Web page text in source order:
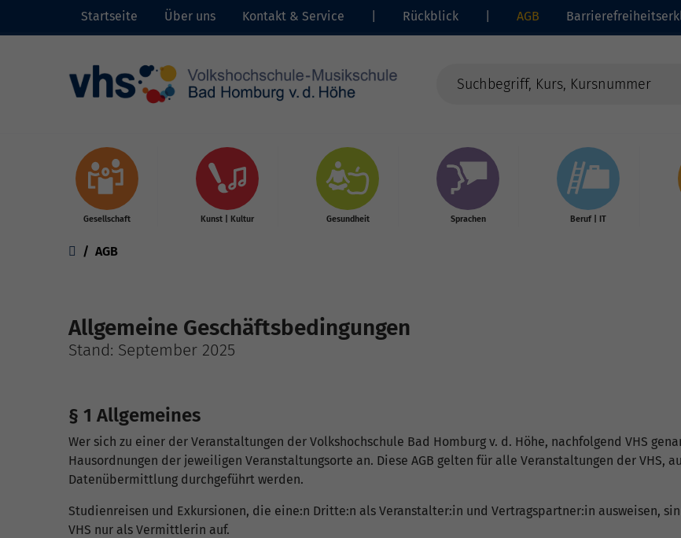
Startseite Über uns Kontakt & Service Rückblick AGB
Gesellschaft Kunst | Kultur Gesundheit Sprachen Beruf | IT
AGB
Allgemeine Geschäftsbedingungen
Stand: September 2025
§ 1 Allgemeines
Wer sich zu einer der Veranstaltungen der Volkshochschule Bad Homburg v. d. Höhe, nachfolgend VHS
Hausordnungen der jeweiligen Veranstaltungsorte an. Diese AGB gelten für alle Veranstaltungen der VHS,
Datenübermittlung durchgeführt werden.
Studienreisen und Exkursionen, die eine:n Dritte:n als Veranstalter:in und Vertragspartner:in ausweisen,
VHS nur als Vermittlerin auf.